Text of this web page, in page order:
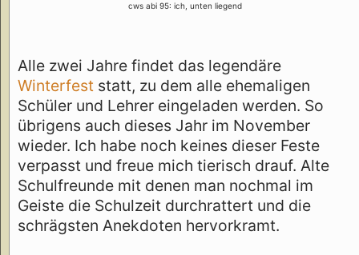
cws abi 95: ich, unten liegend
Alle zwei Jahre findet das legendäre
Winterfest statt, zu dem alle ehemaligen
Schüler und Lehrer eingeladen werden. So
übrigens auch dieses Jahr im November
wieder. Ich habe noch keines dieser Feste
verpasst und freue mich tierisch drauf. Alte
Schulfreunde mit denen man nochmal im
Geiste die Schulzeit durchrattert und die
schrägsten Anekdoten hervorkramt.